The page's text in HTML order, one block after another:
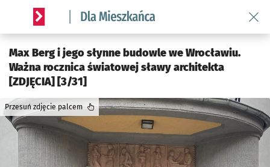
Serwis informacyjny wroclaw.pl podserwis: Dla mieszkańca
Max Berg i jego słynne budowle we Wrocławiu.
Ważna rocznica światowej sławy architekta
[ZDJĘCIA] [3/31]
Przesuń zdjęcie palcem